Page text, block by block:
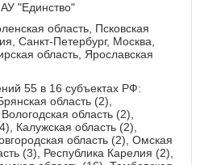
"Единство"
область Псковская
Санкт-Петербург, Москва
область Ярославская
55 в 16 субъектах РФ:
область (2),
область (2),
Калужская область (2),
область (2), Омская
(3), Республика Карелия (2),